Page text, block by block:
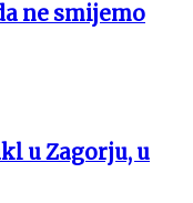
ne smijemo
u Zagorju, u